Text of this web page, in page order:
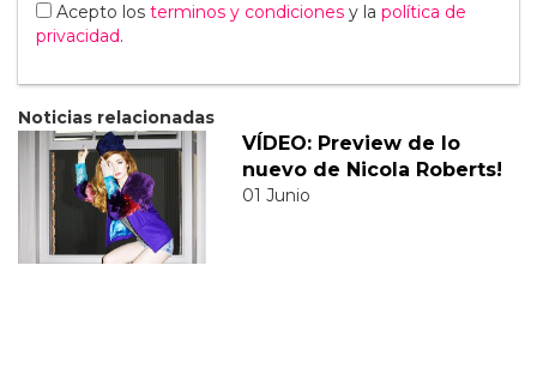
Acepto los terminos y condiciones y la política de
privacidad.
Noticias relacionadas
VÍDEO: Preview de lo
nuevo de Nicola Roberts!
01 Junio